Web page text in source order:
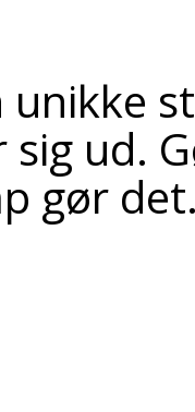
unikke
ud.
gør